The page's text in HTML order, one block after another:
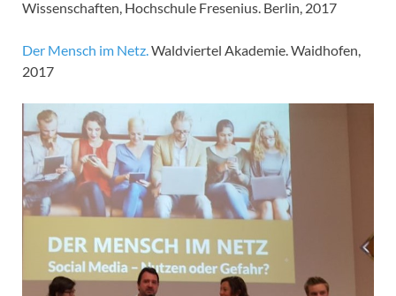
Wissenschaften, Hochschule Fresenius. Berlin, 2017
Der Mensch im Netz. Waldviertel Akademie. Waidhofen,
2017